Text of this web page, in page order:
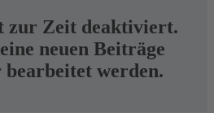
zur Zeit deaktiviert.
neuen Beiträge
werden.